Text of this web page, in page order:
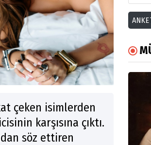
çeken isimlerden
karşısına çıktı.
söz ettiren